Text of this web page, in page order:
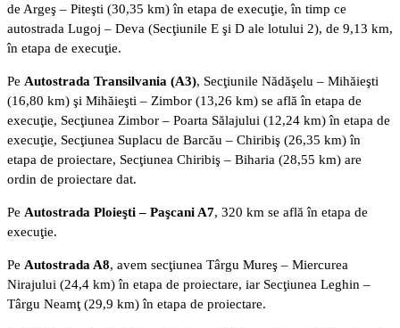
de Argeş – Piteşti (30,35 km) în etapa de execuţie, în timp ce
autostrada Lugoj – Deva (Secţiunile E şi D ale lotului 2), de 9,13 km,
în etapa de execuţie.
Pe Autostrada Transilvania (A3), Secţiunile Nădăşelu – Mihăieşti
(16,80 km) şi Mihăieşti – Zimbor (13,26 km) se află în etapa de
execuţie, Secţiunea Zimbor – Poarta Sălajului (12,24 km) în etapa de
execuţie, Secţiunea Suplacu de Barcău – Chiribiş (26,35 km) în
etapa de proiectare, Secţiunea Chiribiş – Biharia (28,55 km) are
ordin de proiectare dat.
Pe Autostrada Ploieşti – Paşcani A7, 320 km se află în etapa de
execuţie.
Pe Autostrada A8, avem secţiunea Târgu Mureş – Miercurea
Nirajului (24,4 km) în etapa de proiectare, iar Secţiunea Leghin –
Târgu Neamţ (29,9 km) în etapa de proiectare.